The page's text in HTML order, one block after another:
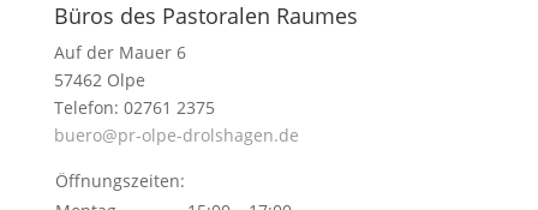
Büros des Pastoralen Raumes
Auf der Mauer 6
57462 Olpe
Telefon: 02761 2375
buero@pr-olpe-drolshagen.de
Öffnungszeiten: